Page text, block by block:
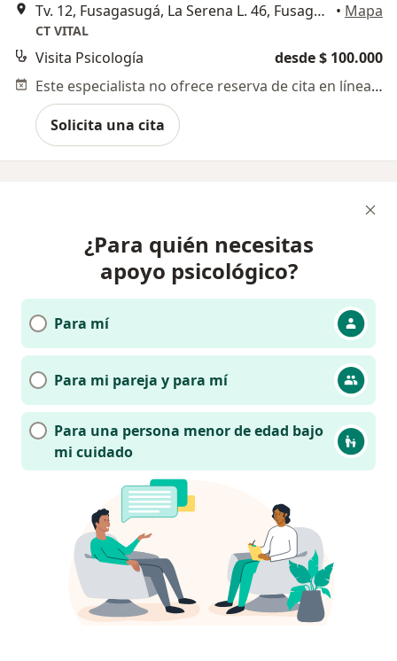
Tv. 12, Fusagasugá, La Serena L. 46, Fusagasugá • Mapa
CT VITAL
Visita Psicología
desde $ 100.000
Este especialista no ofrece reserva de cita en línea en esta dirección.
Solicita una cita
¿Para quién necesitas
apoyo psicológico?
Para mí
Para mi pareja y para mí
Para una persona menor de edad bajo
mi cuidado